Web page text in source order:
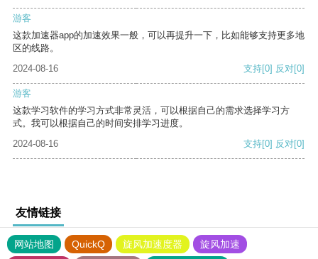
游客
这款加速器app的加速效果一般，可以再提升一下，比如能够支持更多地
区的线路。
2024-08-16
支持[0] 反对[0]
游客
这款学习软件的学习方式非常灵活，可以根据自己的需求选择学习方
式。我可以根据自己的时间安排学习进度。
2024-08-16
支持[0] 反对[0]
友情链接
网站地图 QuickQ 旋风加速度器
旋风加速